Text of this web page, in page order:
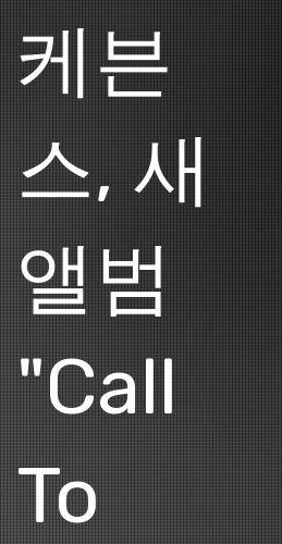
케븐
스, 새
앨범
"Call
To